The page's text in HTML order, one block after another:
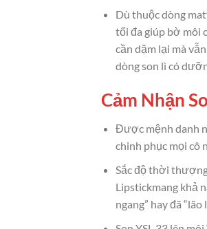
Dù thuộc dòng
tối đa giúp bờ môi
cần dặm lại mà
dòng son lì có
Cảm Nhận
Được mệnh danh
chinh phục mọi cô
Sắc độ thời
Lipstickmang khả
ngang” hay đã